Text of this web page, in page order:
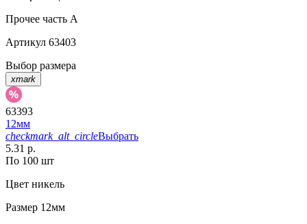
Прочее часть A
Артикул 63403
Выбор размера
xmark
63393
12мм
checkmark_alt_circleВыбрать
5.31 р.
По 100 шт
Цвет никель
Размер 12мм